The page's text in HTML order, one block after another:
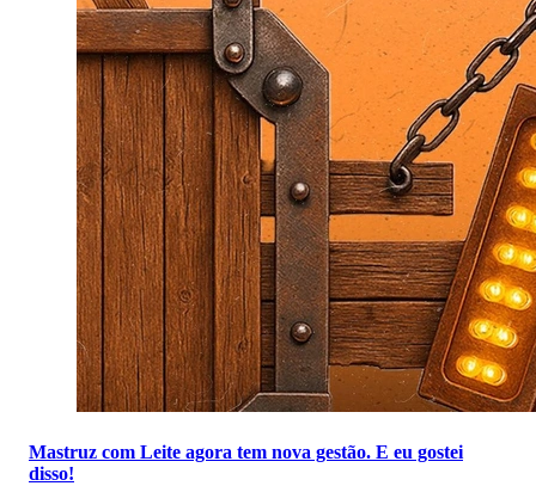
Mastruz com Leite agora tem nova gestão. E eu gostei
disso!